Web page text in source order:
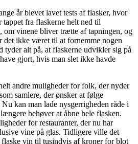
år blevet lavet tests af flasker, hvor
tappet fra flaskerne helt ned til
om vinene bliver trætte af tapningen, og
det ikke været til at fornemme nogen
alt på, at flaskerne udvikler sig på
gjort, hvis man slet ikke havde
andre muligheder for folk, der nyder
samlere, der ønsker at følge
kan man lade nysgerrigheden råde i
behøver at åbne hele flasken.
for restauranter, der nu har
vine på glas. Tidligere ville det
vin til tusindvis af kroner for blot